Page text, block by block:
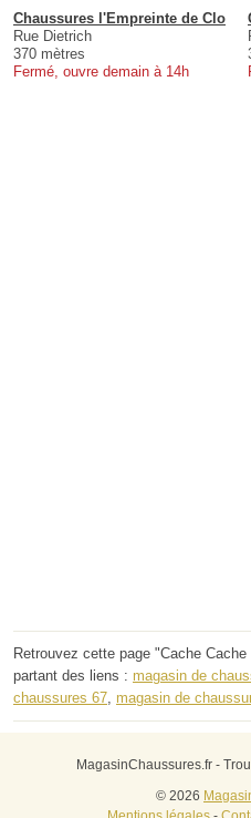
Chaussures l'Empreinte de Clo
Rue Dietrich
370 mètres
Fermé, ouvre demain à 14h
Retrouvez cette page "Cache
partant des liens : magasin de
chaussures 67, magasin de
MagasinChaussures.fr -
© 2026